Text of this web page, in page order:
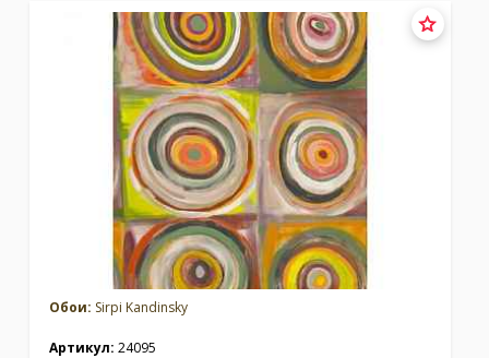
Обои: Sirpi Kandinsky
Артикул: 24095